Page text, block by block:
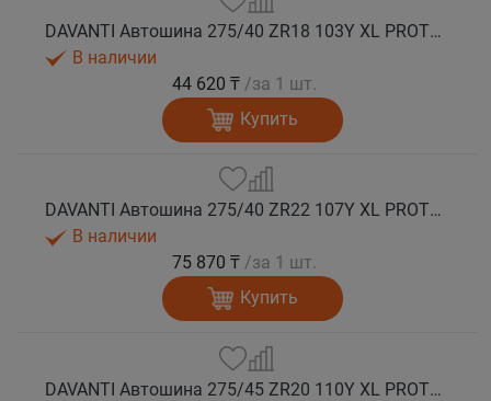
DAVANTI Автошина 275/40 ZR18 103Y XL PROTOURA SPORT RPR лето
В наличии
44 620 ₸ /за 1 шт.
Купить
DAVANTI Автошина 275/40 ZR22 107Y XL PROTOURA SPORT RPR лето
В наличии
75 870 ₸ /за 1 шт.
Купить
DAVANTI Автошина 275/45 ZR20 110Y XL PROTOURA SPORT RPR лето